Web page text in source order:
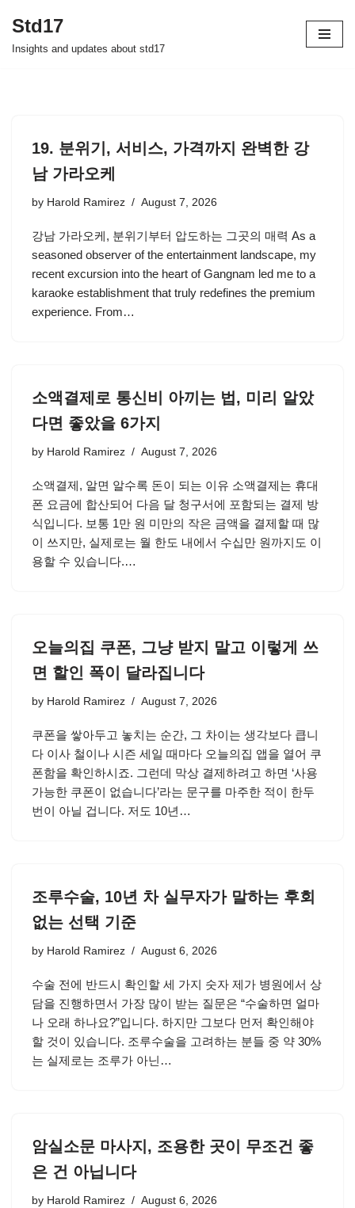
Skip
Std17
Insights and updates about std17
19. 분위기, 서비스, 가격까지 완벽한 강
남 가라오케
by Harold Ramirez August 7, 2026
강남 가라오케, 분위기부터 압도하는 그곳의 매력 As a
seasoned observer of the entertainment landscape, my
recent excursion into the heart of Gangnam led me to a
karaoke establishment that truly redefines the premium
experience. From…
소액결제로 통신비 아끼는 법, 미리 알았
다면 좋았을 6가지
by Harold Ramirez August 7, 2026
소액결제, 알면 알수록 돈이 되는 이유 소액결제는 휴대
폰 요금에 합산되어 다음 달 청구서에 포함되는 결제 방
식입니다. 보통 1만 원 미만의 작은 금액을 결제할 때 많
이 쓰지만, 실제로는 월 한도 내에서 수십만 원까지도 이
용할 수 있습니다.…
오늘의집 쿠폰, 그냥 받지 말고 이렇게 쓰
면 할인 폭이 달라집니다
by Harold Ramirez August 7, 2026
쿠폰을 쌓아두고 놓치는 순간, 그 차이는 생각보다 큽니
다 이사 철이나 시즌 세일 때마다 오늘의집 앱을 열어 쿠
폰함을 확인하시죠. 그런데 막상 결제하려고 하면 ‘사용
가능한 쿠폰이 없습니다’라는 문구를 마주한 적이 한두
번이 아닐 겁니다. 저도 10년…
조루수술, 10년 차 실무자가 말하는 후회
없는 선택 기준
by Harold Ramirez August 6, 2026
수술 전에 반드시 확인할 세 가지 숫자 제가 병원에서 상
담을 진행하면서 가장 많이 받는 질문은 “수술하면 얼마
나 오래 하나요?”입니다. 하지만 그보다 먼저 확인해야
할 것이 있습니다. 조루수술을 고려하는 분들 중 약 30%
는 실제로는 조루가 아닌…
암실소문 마사지, 조용한 곳이 무조건 좋
은 건 아닙니다
by Harold Ramirez August 6, 2026